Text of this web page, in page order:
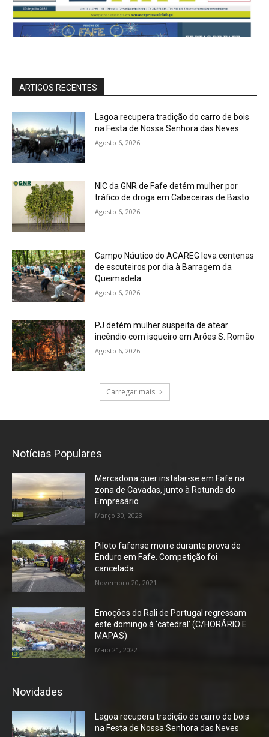
ARTIGOS RECENTES
Lagoa recupera tradição do carro de bois
na Festa de Nossa Senhora das Neves
Agosto 6, 2026
NIC da GNR de Fafe detém mulher por
tráfico de droga em Cabeceiras de Basto
Agosto 6, 2026
Campo Náutico do ACAREG leva centenas
de escuteiros por dia à Barragem da
Queimadela
Agosto 6, 2026
PJ detém mulher suspeita de atear
incêndio com isqueiro em Arões S. Romão
Agosto 6, 2026
Carregar mais
Notícias Populares
Mercadona quer instalar-se em Fafe na
zona de Cavadas, junto à Rotunda do
Empresário
Março 30, 2023
Piloto fafense morre durante prova de
Enduro em Fafe. Competição foi
cancelada.
Novembro 20, 2021
Emoções do Rali de Portugal regressam
este domingo à ‘catedral’ (C/HORÁRIO E
MAPAS)
Maio 21, 2022
Novidades
Lagoa recupera tradição do carro de bois
na Festa de Nossa Senhora das Neves